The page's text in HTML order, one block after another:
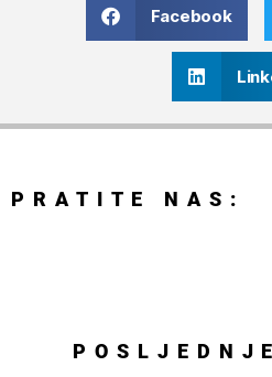
Facebook
PRATITE NAS:
POSLJEDNJE